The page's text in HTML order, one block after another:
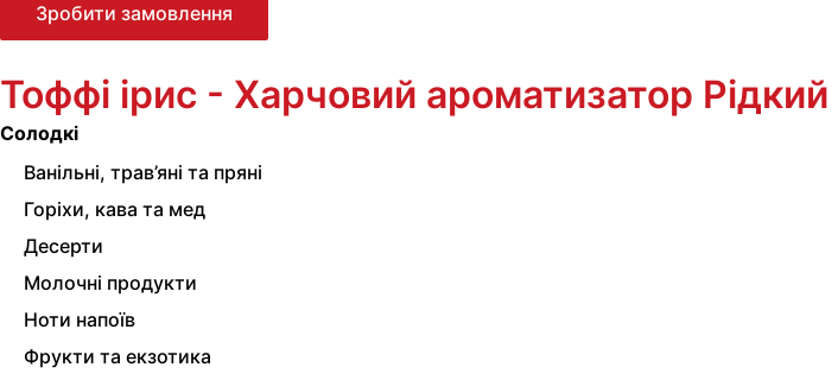
Зробити замовлення
Тоффі ірис - Харчовий ароматизатор Рідкий
Солодкі
Ванільні, трав’яні та пряні
Горіхи, кава та мед
Десерти
Молочні продукти
Ноти напоїв
Фрукти та екзотика